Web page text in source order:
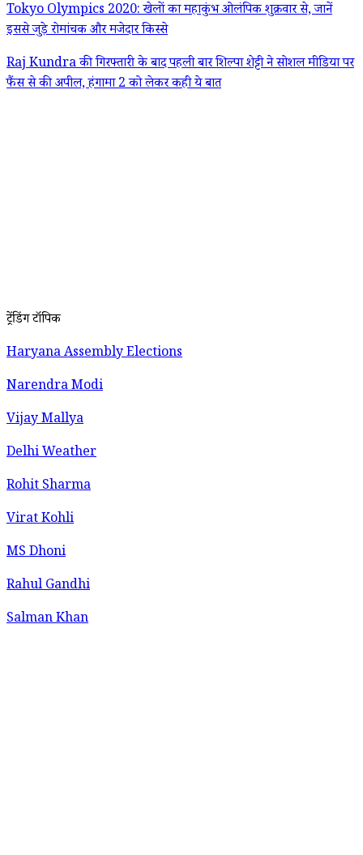
Tokyo Olympics 2020: खेलों का महाकुंभ ओलंपिक शुक्रवार से, जानें
इससे जुड़े रोमांचक और मजेदार किस्से
Raj Kundra की गिरफ्तारी के बाद पहली बार शिल्पा शेट्टी ने सोशल मीडिया पर
फैंस से की अपील, हंगामा 2 को लेकर कही ये बात
ट्रेंडिंग टॉपिक
Haryana Assembly Elections
Narendra Modi
Vijay Mallya
Delhi Weather
Rohit Sharma
Virat Kohli
MS Dhoni
Rahul Gandhi
Salman Khan